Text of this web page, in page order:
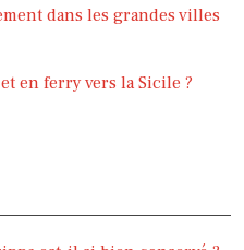
dans les grandes villes
en ferry vers la Sicile ?